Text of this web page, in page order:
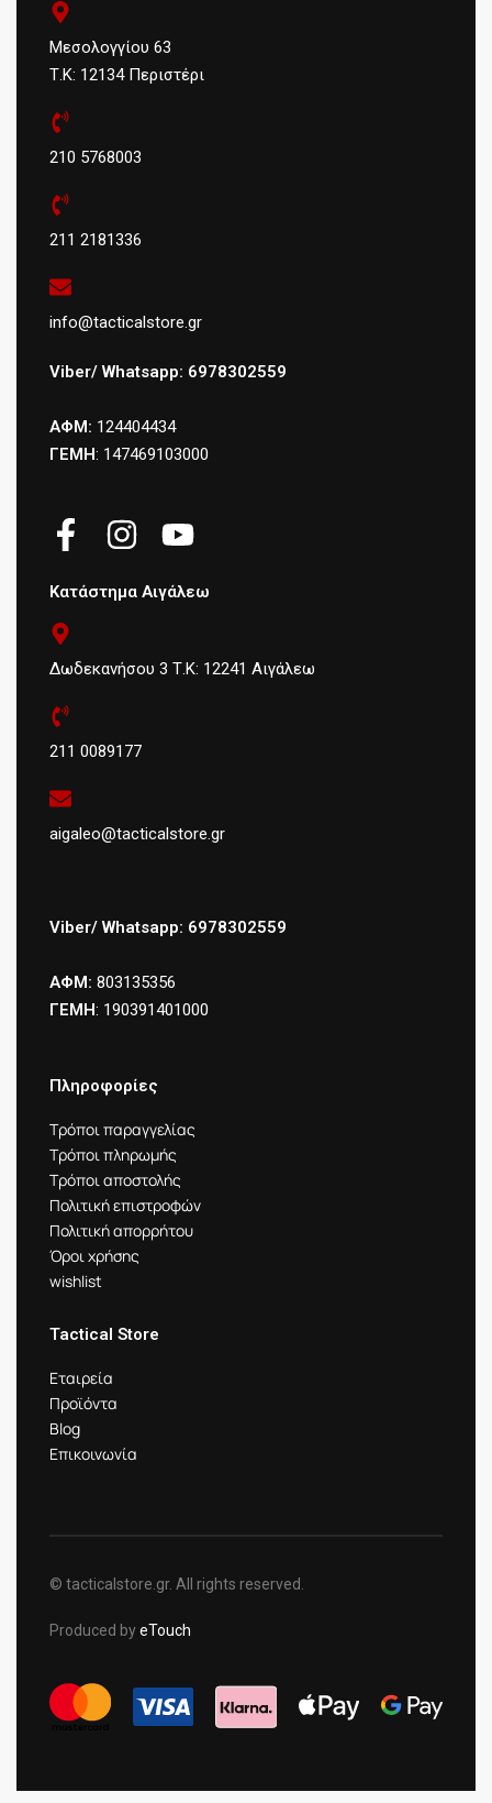
Μεσολογγίου 63
Τ.Κ: 12134 Περιστέρι
210 5768003
211 2181336
info@tacticalstore.gr
Viber/ Whatsapp: 6978302559
ΑΦΜ: 124404434
ΓΕΜΗ: 147469103000
Κατάστημα Αιγάλεω
Δωδεκανήσου 3 Τ.Κ: 12241 Αιγάλεω
211 0089177
aigaleo@tacticalstore.gr
Viber/ Whatsapp: 6978302559
ΑΦΜ: 803135356
ΓΕΜΗ: 190391401000
Πληροφορίες
Τρόποι παραγγελίας
Τρόποι πληρωμής
Τρόποι αποστολής
Πολιτική επιστροφών
Πολιτική απορρήτου
Όροι χρήσης
wishlist
Tactical Store
Εταιρεία
Προϊόντα
Blog
Επικοινωνία
© tacticalstore.gr. All rights reserved.
Produced byeTouch